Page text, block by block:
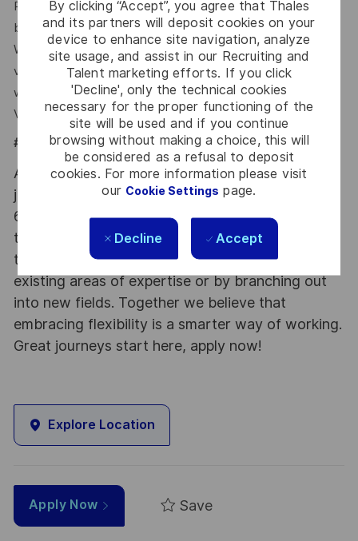
By clicking “Accept”, you agree that Thales
and its partners will deposit cookies on your
device to enhance site navigation, analyze
site usage, and assist in our Recruiting and
Talent marketing efforts. If you click
'Decline', only the technical cookies
necessary for the proper functioning of the
site will be used and if you continue
browsing without making a choice, this will
be considered as a refusal to deposit
cookies. For more information please visit
our Cookie Settings page.
Decline Accept
Profile von Personalvermittlungsagenturen nicht
bearbeiten.
Wir nehmen nur Bewerbungen/Lebensläufe entgegen, die
von Kandidatinnen und Kandidaten selbst übermittelt
werden.
Vielen Dank für das Verständnis.
#LI-HYBRID
At Thales we provide CAREERS and not only
jobs. With Thales employing 80,000 employees in
68 countries our mobility policy enables
thousands of employees each year to develop
their careers at home and abroad, in their
existing areas of expertise or by branching out
into new fields. Together we believe that
embracing flexibility is a smarter way of working.
Great journeys start here, apply now!
Explore Location
Apply Now Save